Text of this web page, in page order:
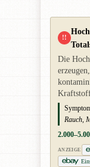
!!
Die
Rauch,
ANZEIGE